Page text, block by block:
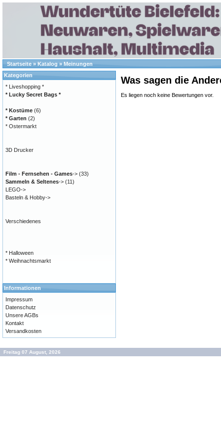
Startseite » Katalog » Meinungen
Was sagen die
Es liegen noch keine Bewertungen vor.
Kategorien
* Liveshopping *
* Lucky Secret Bags *
* Kostüme (6)
* Garten (2)
* Ostermarkt
3D Drucker
Film - Fernsehen - Games-> (33)
Sammeln & Seltenes-> (11)
LEGO->
Basteln & Hobby->
Verschiedenes
* Halloween
* Weihnachtsmarkt
Informationen
Impressum
Datenschutz
Unsere AGBs
Kontakt
Versandkosten
Freitag 07 August, 2026